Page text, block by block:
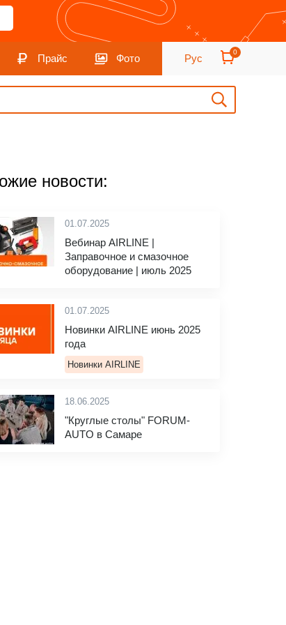
Прайс Фото Рус
0
новости:
01.07.2025
Вебинар AIRLINE |
Заправочное и смазочное
оборудование | июль 2025
01.07.2025
Новинки AIRLINE июнь 2025
года
Новинки AIRLINE
18.06.2025
"Круглые столы" FORUM-
AUTO в Самаре